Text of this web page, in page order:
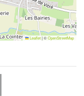
Leaflet|©OpenStreetMap